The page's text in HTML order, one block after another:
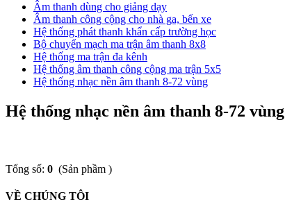
Âm thanh dùng cho giảng dạy
Âm thanh công cộng cho nhà ga, bến xe
Hệ thống phát thanh khẩn cấp trường học
Bộ chuyển mạch ma trận âm thanh 8x8
Hệ thống ma trận đa kênh
Hệ thống âm thanh công cộng ma trận 5x5
Hệ thống nhạc nền âm thanh 8-72 vùng
Hệ thống nhạc nền âm thanh 8-72 vùng
Tổng số: 0 (Sản phầm )
VỀ CHÚNG TÔI